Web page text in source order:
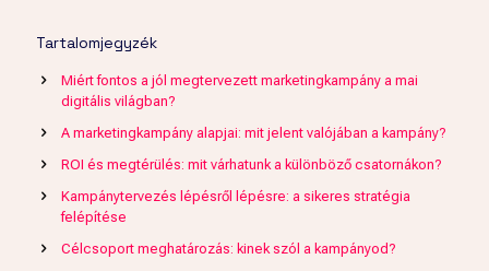
Tartalomjegyzék
Miért fontos a jól megtervezett marketingkampány a mai
digitális világban?
A marketingkampány alapjai: mit jelent valójában a kampány?
ROI és megtérülés: mit várhatunk a különböző csatornákon?
Kampánytervezés lépésről lépésre: a sikeres stratégia
felépítése
Célcsoport meghatározás: kinek szól a kampányod?